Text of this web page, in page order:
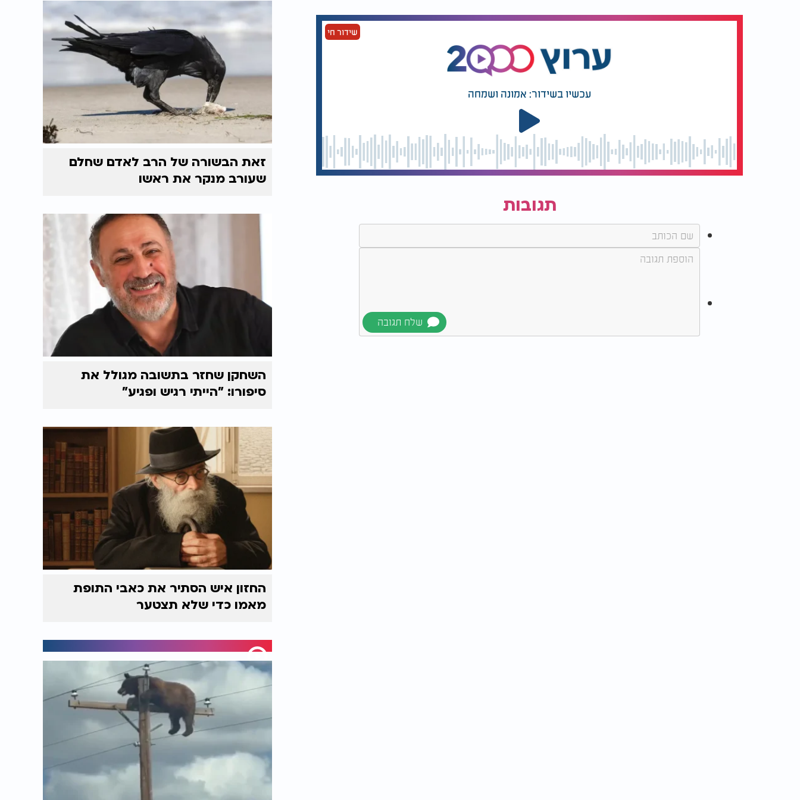
שידור חי
עכשיו בשידור: אמונה ושמחה
תגובות
זאת הבשורה של הרב לאדם שחלם
שעורב מנקר את ראשו
השחקן שחזר בתשובה מגולל את
סיפורו: "הייתי רגיש ופגיע"
החזון איש הסתיר את כאבי התופת
מאמו כדי שלא תצטער